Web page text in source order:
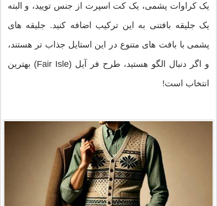
یک کراوات پشمی، یک کت اسپرت از جنس تویید، و البته
یک جلیقه بافتنی به این ترکیب اضافه کنید. جلیقه های
پشمی با بافت های متنوع در این استایل جذاب تر هستند،
و اگر دنبال الگو هستید، طرح فر آیل (Fair Isle) بهترین
انتخاب است!